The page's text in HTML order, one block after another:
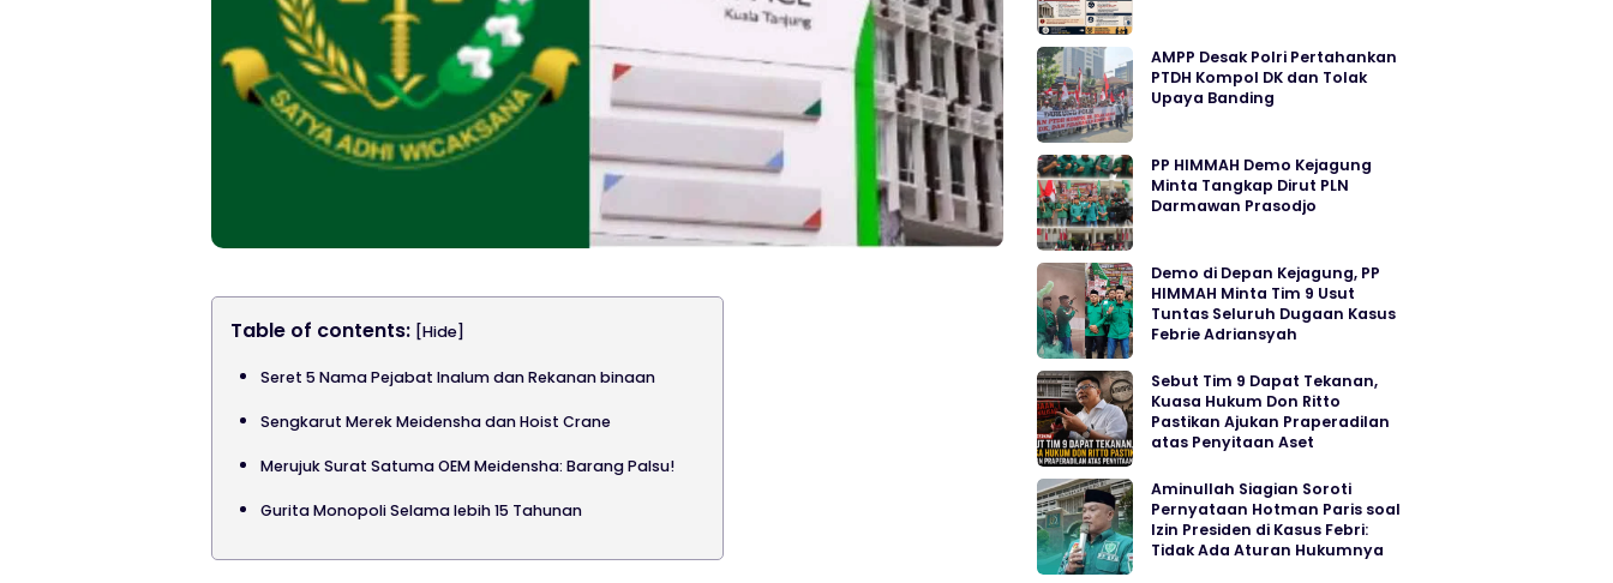
Table of contents: [Hide]
Seret 5 Nama Pejabat Inalum dan Rekanan binaan
Sengkarut Merek Meidensha dan Hoist Crane
Merujuk Surat Satuma OEM Meidensha: Barang Palsu!
Gurita Monopoli Selama lebih 15 Tahunan
AMPP Desak Polri Pertahankan
PTDH Kompol DK dan Tolak
Upaya Banding
PP HIMMAH Demo Kejagung
Minta Tangkap Dirut PLN
Darmawan Prasodjo
Demo di Depan Kejagung, PP
HIMMAH Minta Tim 9 Usut
Tuntas Seluruh Dugaan Kasus
Febrie Adriansyah
Sebut Tim 9 Dapat Tekanan,
Kuasa Hukum Don Ritto
Pastikan Ajukan Praperadilan
atas Penyitaan Aset
Aminullah Siagian Soroti
Pernyataan Hotman Paris soal
Izin Presiden di Kasus Febri:
Tidak Ada Aturan Hukumnya